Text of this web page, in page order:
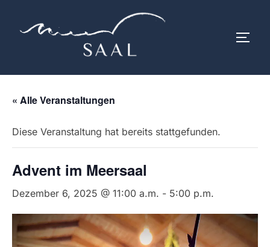
« Alle Veranstaltungen
Diese Veranstaltung hat bereits stattgefunden.
Advent im Meersaal
Dezember 6, 2025 @ 11:00 a.m. - 5:00 p.m.